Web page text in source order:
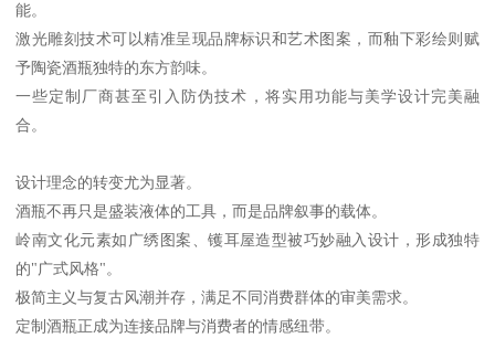
能。
激光雕刻技术可以精准呈现品牌标识和艺术图案，而釉下彩绘则赋
予陶瓷酒瓶独特的东方韵味。
一些定制厂商甚至引入防伪技术，将实用功能与美学设计完美融
合。
设计理念的转变尤为显著。
酒瓶不再只是盛装液体的工具，而是品牌叙事的载体。
岭南文化元素如广绣图案、镬耳屋造型被巧妙融入设计，形成独特
的"广式风格"。
极简主义与复古风潮并存，满足不同消费群体的审美需求。
定制酒瓶正成为连接品牌与消费者的情感纽带。